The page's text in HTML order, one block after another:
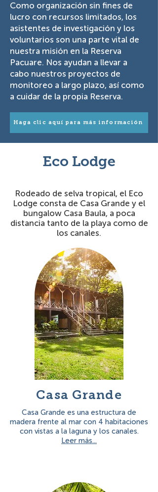
Como organización sin fines de
lucro con recursos limitados, los
asistentes de investigación y los
voluntarios son una parte vital de
nuestra misión en la Reserva
Pacuare. Nos ayudan a llevar a
cabo nuestros proyectos de
monitoreo a largo plazo, así como
a cuidar de la propia Reserva.
Haga clic aquí para más información
Eco Lodge
Rodeado de selva tropical, el Eco
Lodge consta de Casa Grande y el
bungalow Casa Baula, a poca
distancia tanto de la playa como de
los canales.
Casa Grande
Casa Grande es una estructura de
madera frente al mar con 4 habitaciones
con vistas a la laguna y los canales.
Leer más...